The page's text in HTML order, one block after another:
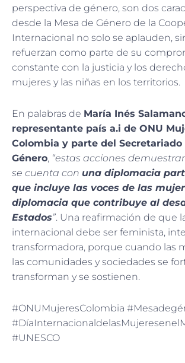
perspectiva de género, son dos
desde la Mesa de Género de la
Internacional no solo se aplauden,
refuerzan como parte de su
constante con la justicia y los
mujeres y las niñas en los territorios.
En palabras de María Inés
representante país a.i de ONU
Colombia y parte del Secretariado
Género, “estas acciones
se cuenta con una diplomacia
que incluye las voces de las
diplomacia que contribuye al
Estados”. Una reafirmación de que
internacional debe ser feminista,
transformadora, porque cuando las
las comunidades y sociedades se
transforman y se sostienen.
#ONUMujeresColombia
#UNESCO